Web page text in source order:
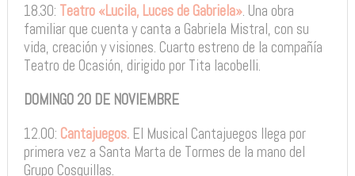
18.30: Teatro «Lucila, Luces de Gabriela». Una obra
familiar que cuenta y canta a Gabriela Mistral, con su
vida, creación y visiones. Cuarto estreno de la compañía
Teatro de Ocasión, dirigido por Tita Iacobelli.
DOMINGO 20 DE NOVIEMBRE
12.00: Cantajuegos.El Musical Cantajuegos llega por
primera vez a Santa Marta de Tormes de la mano del
Grupo Cosquillas.